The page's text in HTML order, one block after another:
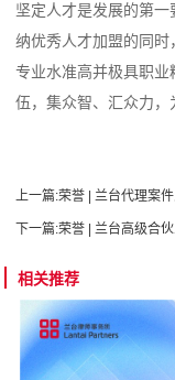
坚定人才是发展的第
纳优秀人才加盟的同
专业水准高并极具职
伍，集众智、汇众力，
上一篇:荣誉 | 兰台代理案
下一篇:荣誉 | 兰台高级合
相关推荐